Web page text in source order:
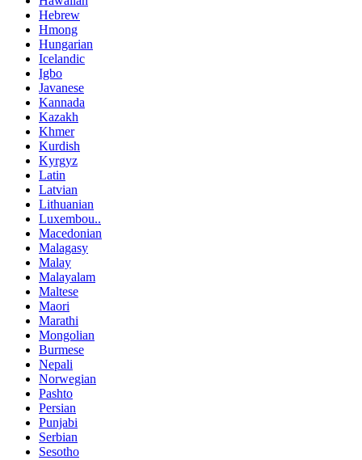
Hebrew
Hmong
Hungarian
Icelandic
Igbo
Javanese
Kannada
Kazakh
Khmer
Kurdish
Kyrgyz
Latin
Latvian
Lithuanian
Luxembou..
Macedonian
Malagasy
Malay
Malayalam
Maltese
Maori
Marathi
Mongolian
Burmese
Nepali
Norwegian
Pashto
Persian
Punjabi
Serbian
Sesotho